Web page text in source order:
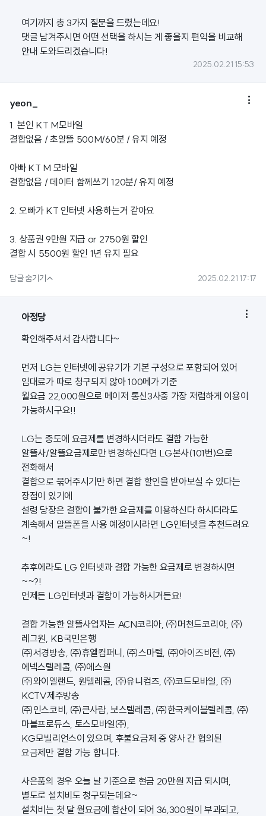
여기까지 총 3가지 질문을 드렸는데요!
댓글 남겨주시면 어떤 선택을 하시는 게 좋을지 편익을 비교해
안내 도와드리겠습니다!
2025.02.21 15:53
yeon_ 
1. 본인 KT M모바일
결합없음 / 초알뜰 500M/60분 / 유지 예정
아빠 KT M 모바일
결합없음 / 데이터 함께쓰기 120분/ 유지 예정
2. 오빠가 KT 인터넷 사용하는거 같아요
3. 상품권 9만원 지급 or 2750원 할인
결합 시 5500원 할인 1년 유지 필요
답글 숨기기 2025.02.21 17:17
아정당 
확인해주셔서 감사합니다~
먼저 LG는 인터넷에 공유기가 기본 구성으로 포함되어 있어
임대료가 따로 청구되지 않아 100메가 기준
월요금 22,000원으로 메이저 통신3사중 가장 저렴하게 이용이
가능하시구요!!
LG는 중도에 요금제를 변경하시더라도 결합 가능한
알뜰사/알뜰요금제로만 변경하신다면 LG본사(101번)으로
전화해서
결합으로 묶어주시기만 하면 결합 할인을 받아보실 수 있다는
장점이 있기에
설령 당장은 결합이 불가한 요금제를 이용하신다 하시더라도
계속해서 알뜰폰을 사용 예정이시라면 LG인터넷을 추천드려요
~!
추후에라도 LG 인터넷과 결합 가능한 요금제로 변경하시면
~~?!
언제든 LG인터넷과 결합이 가능하시거든요!
결합 가능한 알뜰사업자는 ACN코리아, ㈜머천드코리아, ㈜
레그원, KB국민은행
㈜서경방송, ㈜휴엘컴퍼니, ㈜스마텔, ㈜아이즈비전, ㈜
에넥스텔레콤, ㈜에스원
㈜와이엘랜드, 원텔레콤, ㈜유니컴즈, ㈜코드모바일, ㈜
KCTV제주방송
㈜인스코비, ㈜큰사람, 보스텔레콤, ㈜한국케이블텔레콤, ㈜
마블프로듀스, 토스모바일㈜,
KG모빌리언스이 있으며, 후불요금제 중 양사 간 협의된
요금제만 결합 가능 합니다.
사은품의 경우 오늘 날 기준으로 현금 20만원 지급 되시며,
별도로 설치비도 청구되는데요~
설치비는 첫 달 월요금에 합산이 되어 36,300원이 부과되고,